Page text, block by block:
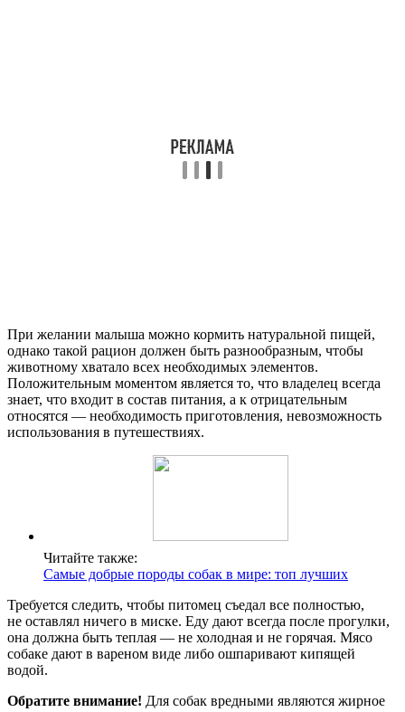
При желании малыша можно кормить натуральной пищей,
однако такой рацион должен быть разнообразным, чтобы
животному хватало всех необходимых элементов.
Положительным моментом является то, что владелец всегда
знает, что входит в состав питания, а к отрицательным
относятся — необходимость приготовления, невозможность
использования в путешествиях.
Читайте также:
Самые добрые породы собак в мире: топ лучших
Требуется следить, чтобы питомец съедал все полностью,
не оставлял ничего в миске. Еду дают всегда после прогулки,
она должна быть теплая — не холодная и не горячая. Мясо
собаке дают в вареном виде либо ошпаривают кипящей
водой.
Обратите внимание! Для собак вредными являются жирное